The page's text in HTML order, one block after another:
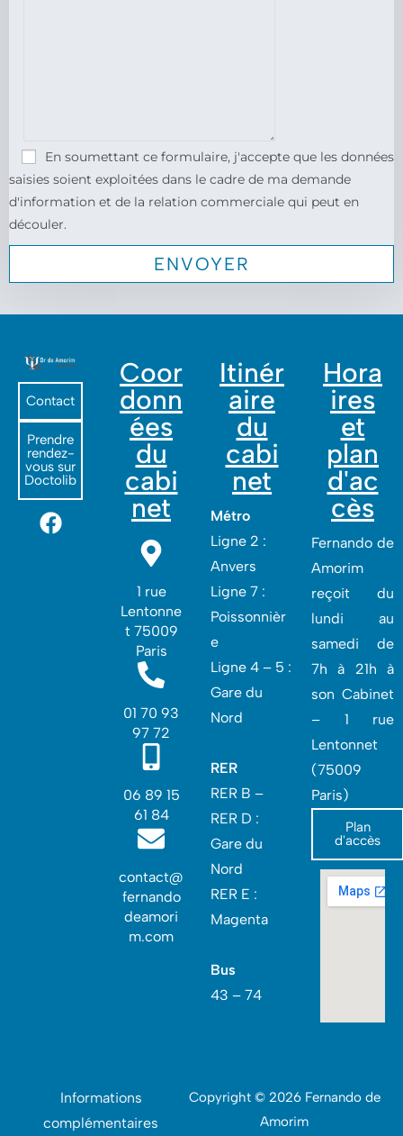
En soumettant ce formulaire, j'accepte que les données
saisies soient exploitées dans le cadre de ma demande
d'information et de la relation commerciale qui peut en
découler.
Contact
Prendre
rendez-
vous sur
Doctolib
Coor
donn
ées
du
cabi
net
1 rue
Lentonne
t 75009
Paris
01 70 93
97 72
06 89 15
61 84
contact@
fernando
deamori
m.com
Itinér
aire
du
cabi
net
Métro
Ligne 2 :
Anvers
Ligne 7 :
Poissonnièr
e
Ligne 4 – 5 :
Gare du
Nord
RER
RER B –
RER D :
Gare du
Nord‎
RER E :
Magenta
Bus
43 – 74
Hora
ires
et
plan
d'ac
cès
Fernando de
Amorim
reçoit du
lundi au
samedi de
7h à 21h à
son Cabinet
– 1 rue
Lentonnet
(75009
Paris)
Plan
d'accès
Informations
complémentaires
Copyright © 2026 Fernando de
Amorim